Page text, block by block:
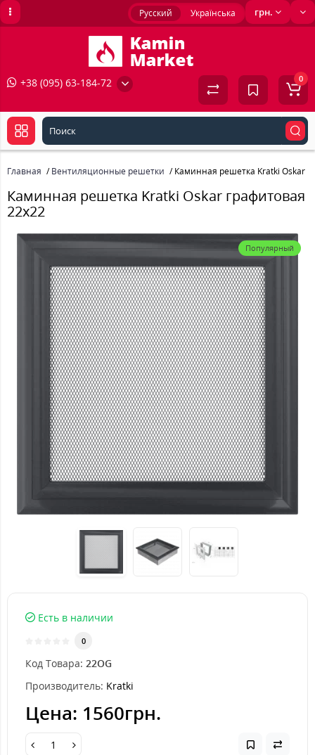
грн.
Русский Українська
+38 (095) 63-184-72 0
Главная Вентиляционные решетки Каминная решетка Kratki Oskar
Каминная решетка Kratki Oskar графитовая
22x22
Популярный
Есть в наличии
0
Код Товара: 22OG
Производитель: Kratki
Цена: 1560грн.